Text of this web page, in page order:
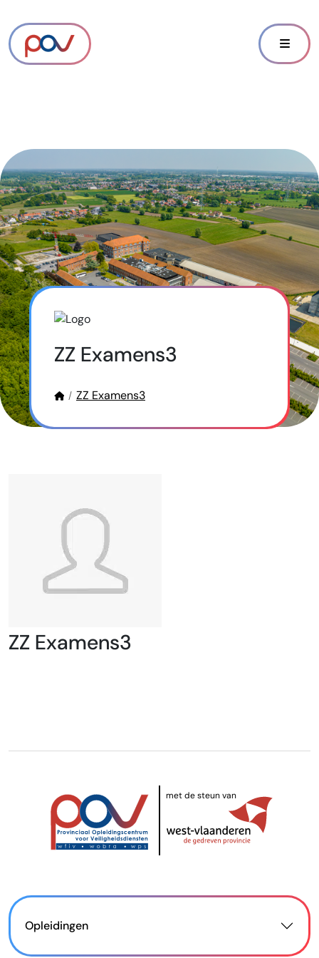
ZZ Examens3
ZZ Examens3
ZZ Examens3
met de steun van
Opleidingen